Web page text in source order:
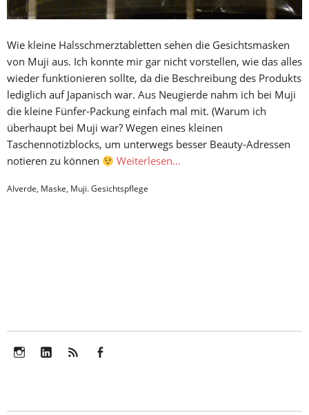
Wie kleine Halsschmerztabletten sehen die Gesichtsmasken
von Muji aus. Ich konnte mir gar nicht vorstellen, wie das alles
wieder funktionieren sollte, da die Beschreibung des Produkts
lediglich auf Japanisch war. Aus Neugierde nahm ich bei Muji
die kleine Fünfer-Packung einfach mal mit. (Warum ich
überhaupt bei Muji war? Wegen eines kleinen
Taschennotizblocks, um unterwegs besser Beauty-Adressen
notieren zu können
Weiterlesen…
Alverde, Maske, Muji. Gesichtspflege